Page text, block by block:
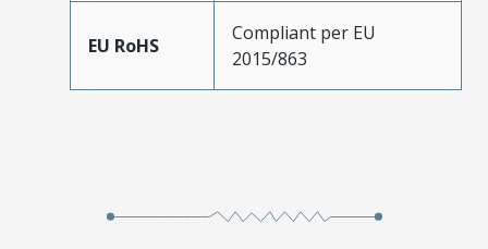
EU RoHS
Compliant per EU
2015/863